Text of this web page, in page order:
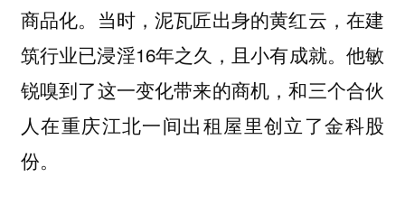
商品化。当时，泥瓦匠出身的黄红云，在建
筑行业已浸淫16年之久，且小有成就。他敏
锐嗅到了这一变化带来的商机，和三个合伙
人在重庆江北一间出租屋里创立了金科股
份。